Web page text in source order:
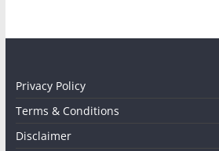
Privacy Policy
Terms & Conditions
Disclaimer